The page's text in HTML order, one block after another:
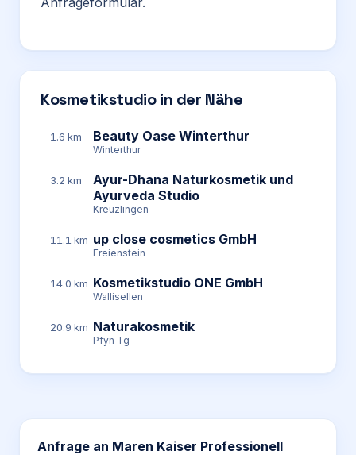
Kosmetikstudio in der Nähe
1.6 km Beauty Oase Winterthur
Winterthur
3.2 km
Ayur-Dhana Naturkosmetik und
Ayurveda Studio
Kreuzlingen
11.1 km up close cosmetics GmbH
Freienstein
14.0 km Kosmetikstudio ONE GmbH
Wallisellen
20.9 km Naturakosmetik
Pfyn Tg
Anfrage an Maren Kaiser Professionell